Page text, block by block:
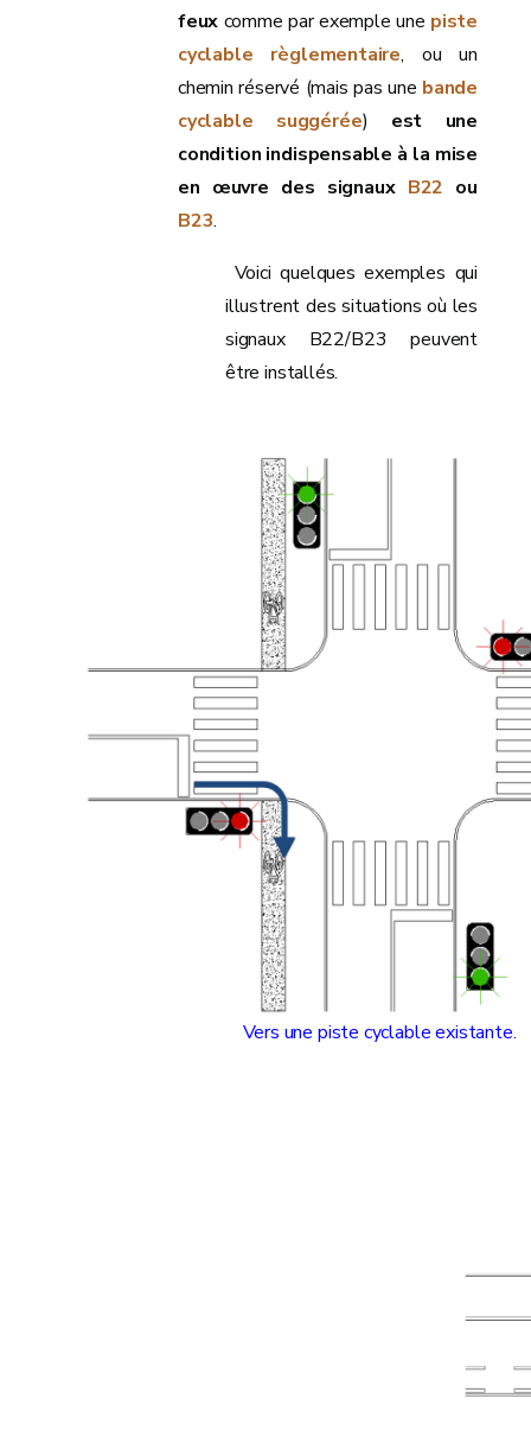
feux comme par exemple une piste
cyclable règlementaire, ou un
chemin réservé (mais pas une bande
cyclable suggérée) est une
condition indispensable à la mise
en œuvre des signaux B22 ou
B23.
Voici quelques exemples qui
illustrent des situations où les
signaux B22/B23 peuvent
être installés.
Vers une piste cyclable existante.